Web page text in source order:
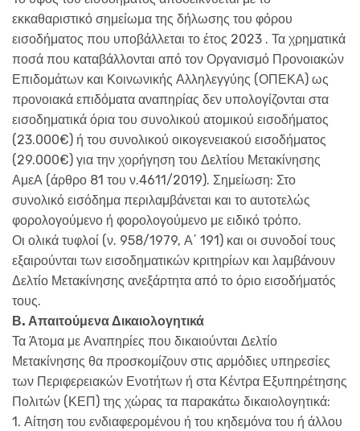
εκκαθαριστικό σημείωμα της δήλωσης του φόρου
εισοδήματος που υποβάλλεται το έτος 2023 . Τα χρηματικά
ποσά που καταβάλλονται από τον Οργανισμό Προνοιακών
Επιδομάτων και Κοινωνικής Αλληλεγγύης (ΟΠΕΚΑ) ως
προνοιακά επιδόματα αναπηρίας δεν υπολογίζονται στα
εισοδηματικά όρια του συνολικού ατομικού εισοδήματος
(23.000€) ή του συνολικού οικογενειακού εισοδήματος
(29.000€) για την χορήγηση του Δελτίου Μετακίνησης
ΑμεΑ (άρθρο 81 του ν.4611/2019). Σημείωση: Στο
συνολικό εισόδημα περιλαμβάνεται και το αυτοτελώς
φορολογούμενο ή φορολογούμενο με ειδικό τρόπο.
Οι ολικά τυφλοί (ν. 958/1979, Α΄ 191) και οι συνοδοί τους
εξαιρούνται των εισοδηματικών κριτηρίων και λαμβάνουν
Δελτίο Μετακίνησης ανεξάρτητα από το όριο εισοδήματός
τους.
Β. Απαιτούμενα Δικαιολογητικά
Τα Άτομα με Αναπηρίες που δικαιούνται Δελτίο
Μετακίνησης θα προσκομίζουν στις αρμόδιες υπηρεσίες
των Περιφερειακών Ενοτήτων ή στα Κέντρα Εξυπηρέτησης
Πολιτών (ΚΕΠ) της χώρας τα παρακάτω δικαιολογητικά:
1. Αίτηση του ενδιαφερομένου ή του κηδεμόνα του ή άλλου